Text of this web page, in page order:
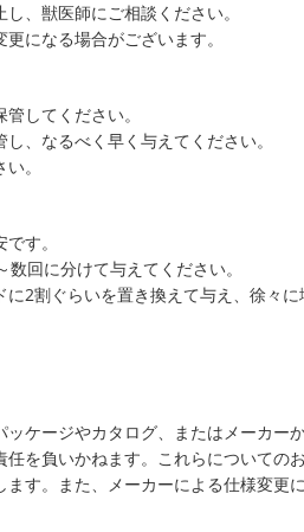
、獣医師にご相談ください。
になる場合がございます。
してください。
、なるべく早く与えてください。
。
す。
回に分けて与えてください。
2割ぐらいを置き換えて与え、徐々に
ケージやカタログ、またはメーカー
を負いかねます。これらについての
す。また、メーカーによる仕様変更